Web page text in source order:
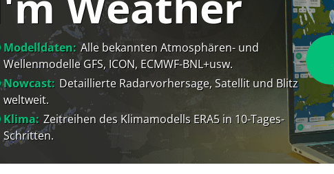
Modelldaten: Alle bekannten Atmosphären- und
Wellenmodelle GFS, ICON, ECMWF-BNL+usw.
Nowcast: Detaillierte Radarvorhersage, Satellit und Blitz
weltweit.
Klima: Zeitreihen des Klimamodells ERA5 in 10-Tages-
Schritten.